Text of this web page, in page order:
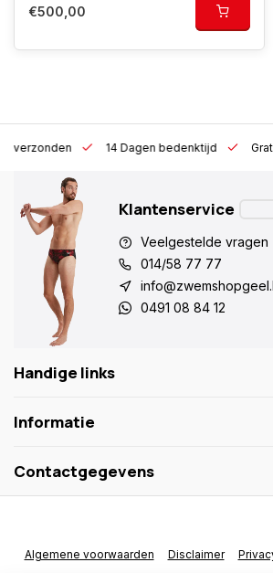
€500,00
h verzonden 14 Dagen bedenktijd
Klantenservice
Veelgestelde vragen
014/58 77 77
0491 08 84 12
Handige links
Informatie
Contactgegevens
Algemene voorwaarden Disclaimer